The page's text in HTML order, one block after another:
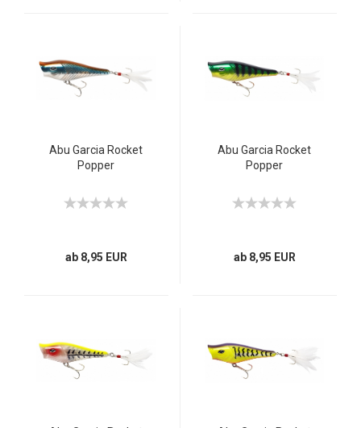
Abu Garcia Rocket
Popper
ab 8,95 EUR
Abu Garcia Rocket
Popper
ab 8,95 EUR